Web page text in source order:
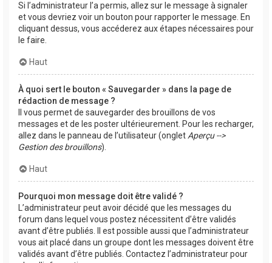
Si l’administrateur l’a permis, allez sur le message à signaler
et vous devriez voir un bouton pour rapporter le message. En
cliquant dessus, vous accéderez aux étapes nécessaires pour
le faire.
Haut
À quoi sert le bouton « Sauvegarder » dans la page de
rédaction de message ?
Il vous permet de sauvegarder des brouillons de vos
messages et de les poster ultérieurement. Pour les recharger,
allez dans le panneau de l’utilisateur (ongletAperçu -->
Gestion des brouillons).
Haut
Pourquoi mon message doit être validé ?
L’administrateur peut avoir décidé que les messages du
forum dans lequel vous postez nécessitent d’être validés
avant d’être publiés. Il est possible aussi que l’administrateur
vous ait placé dans un groupe dont les messages doivent être
validés avant d’être publiés. Contactez l’administrateur pour